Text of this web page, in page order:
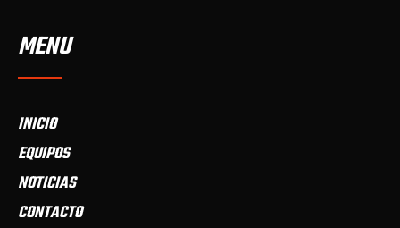
MENU
INICIO
EQUIPOS
NOTICIAS
CONTACTO